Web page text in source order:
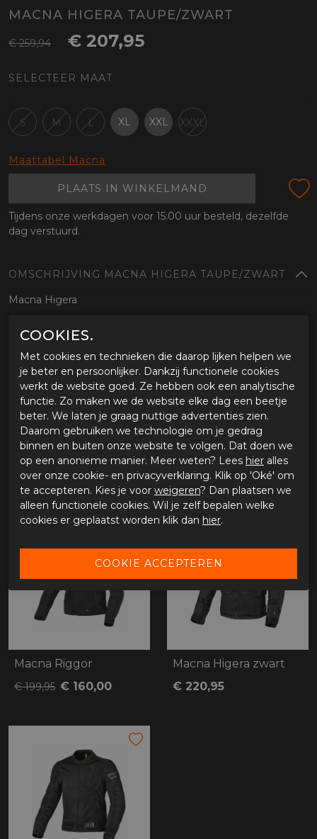
MACNA HIGERA TAUPE/ZWART
€ 259,94 € 207,95
SELECTEER MAAT
S M L XL XXL XXXL
Maattabel Macna
PLAATS IN WINKELMAND
Tijdens onze werkdagen voor 15:00 uur besteld, dezelfde
dag verstuurd.
OMSCHRIJVING MACNA HIGERA TAUPE/ZWART
Macna Higera
SPECIFICATIES MACNA HIGERA TAUPE/ZWART
Merk
Macna
Leveranciercode
1653340XXXL101
Categorie
Motorjassen
Kleur
zwart
Materiaal buitenkant
Textiel
Bestelcode
ci31804433taupezwart
GERELATEERDE PRODUCTEN
-20%
Macna Riggor
€ 199,95 € 160,00
Macna Higera zwart
€ 220,95
COOKIES.
Met cookies en technieken die daarop lijken helpen we
je beter en persoonlijker. Dankzij functionele cookies
werkt de website goed. Ze hebben ook een analytische
functie. Zo maken we de website elke dag een beetje
beter. We laten je graag nuttige advertenties zien.
Daarom gebruiken we technologie om je gedrag
binnen en buiten onze website te volgen. Dat doen we
op een anonieme manier. Meer weten? Lees hier alles
over onze cookie- en privacyverklaring. Klik op 'Oké' om
te accepteren. Kies je voor weigeren? Dan plaatsen we
alleen functionele cookies. Wil je zelf bepalen welke
cookies er geplaatst worden klik dan hier.